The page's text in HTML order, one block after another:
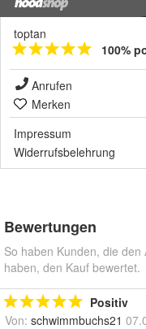
toptan
100%
Anrufen
Merken
Impressum
Widerrufsbelehrung
Bewertungen
So haben Kunden, die
haben, den Kauf bewertet.
Positiv
Von: schwimmbuchs21